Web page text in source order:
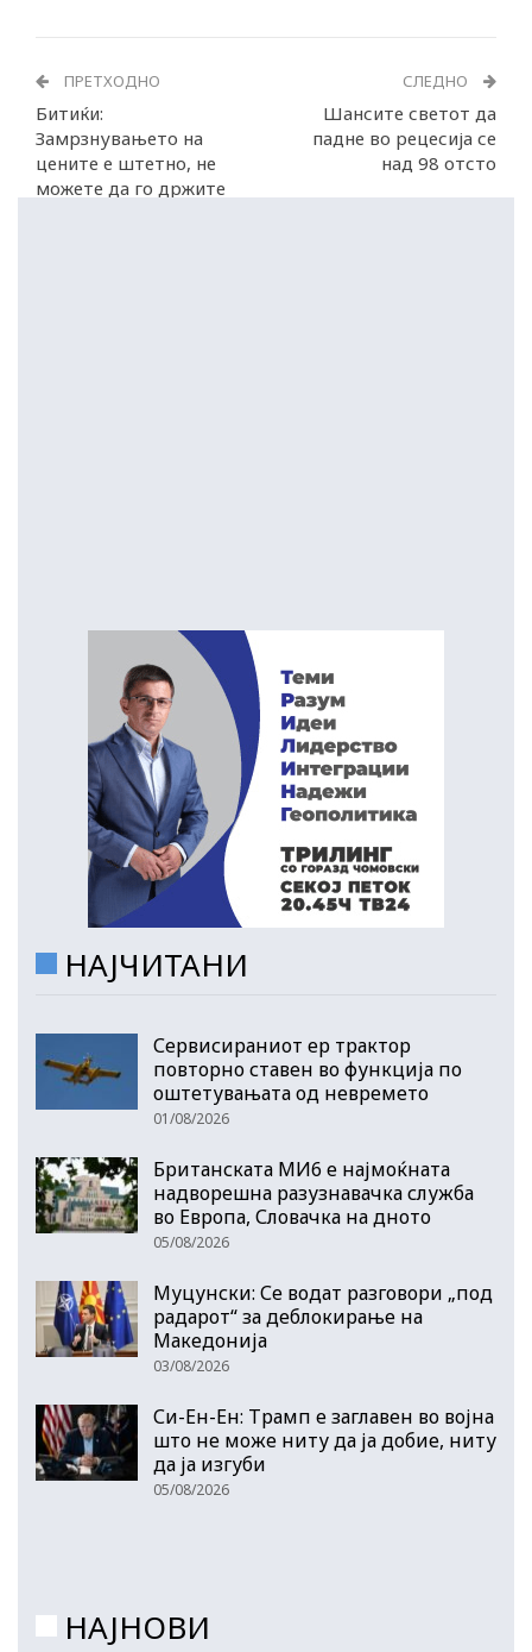
ПРЕТХОДНО
Битиќи:
Замрзнувањето на
цените е штетно, не
можете да го држите
СЛЕДНО
Шансите светот да
падне во рецесија се
над 98 отсто
НАЈЧИТАНИ
Сервисираниот ер трактор
повторно ставен во функција по
оштетувањата од невремето
01/08/2026
Британската МИ6 е најмоќната
надворешна разузнавачка служба
во Европа, Словачка на дното
05/08/2026
Муцунски: Се водат разговори „под
радарот“ за деблокирање на
Македонија
03/08/2026
Си-Ен-Ен: Трамп е заглавен во војна
што не може ниту да ја добие, ниту
да ја изгуби
05/08/2026
НАЈНОВИ